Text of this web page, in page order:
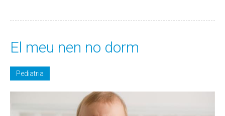
El meu nen no dorm
Pediatria